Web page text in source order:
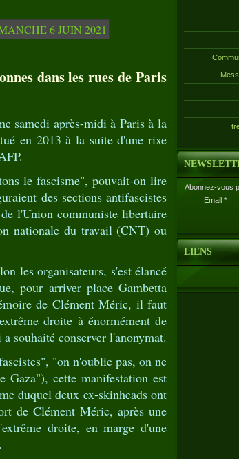
dans les rues de Paris
samedi après-midi à Paris à la
en 2013 à la suite d'une rixe
le fascisme", pouvait-on lire
des sections antifascistes
l'Union communiste libertaire
nationale du travail (CNT) ou
les organisateurs, s'est élancé
pour arriver place Gambetta
de Clément Méric, il faut
droite à énormément de
souhaité conserver l'anonymat.
"on n'oublie pas, on ne
Gaza"), cette manifestation est
duquel deux ex-skinheads ont
de Clément Méric, après une
droite, en marge d'une
Abonnez-vous
Email
LIENS